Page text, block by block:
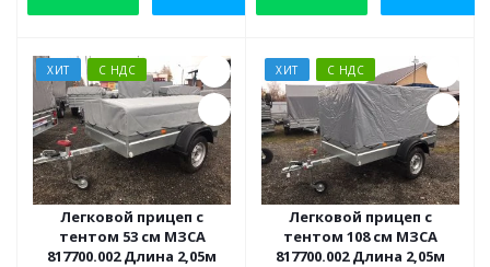
ХИТ С НДС
Легковой прицеп с
тентом 53 см МЗСА
817700.002 Длина 2,05м
ХИТ С НДС
Легковой прицеп с
тентом 108 см МЗСА
817700.002 Длина 2,05м